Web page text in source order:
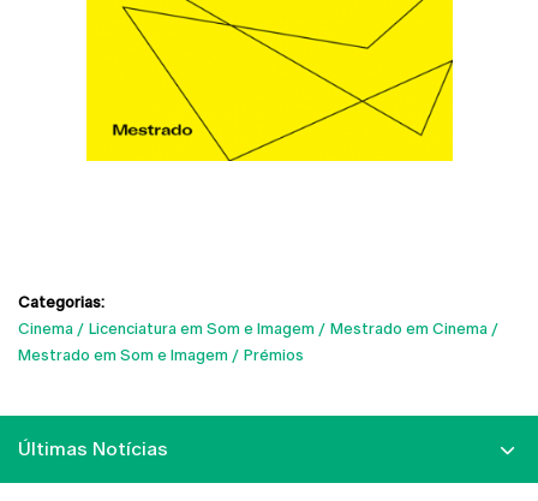
Categorias:
Cinema
Licenciatura em Som e Imagem
Mestrado em Cinema
Mestrado em Som e Imagem
Prémios
Últimas Notícias